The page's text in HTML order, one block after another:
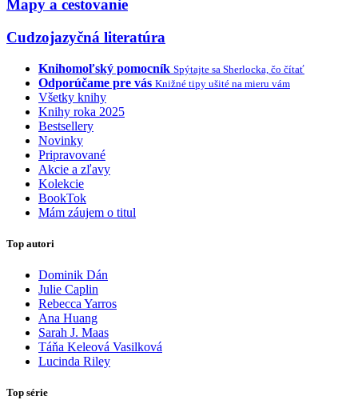
Mapy a cestovanie
Cudzojazyčná literatúra
Knihomoľský pomocník Spýtajte sa Sherlocka, čo čítať
Odporúčame pre vás Knižné tipy ušité na mieru vám
Všetky knihy
Knihy roka 2025
Bestsellery
Novinky
Pripravované
Akcie a zľavy
Kolekcie
BookTok
Mám záujem o titul
Top autori
Dominik Dán
Julie Caplin
Rebecca Yarros
Ana Huang
Sarah J. Maas
Táňa Keleová Vasilková
Lucinda Riley
Top série